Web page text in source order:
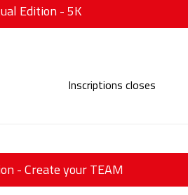
Edition - 5K
Inscriptions closes
- Create your TEAM